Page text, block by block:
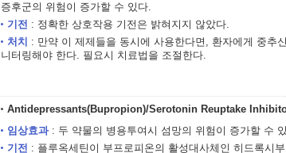
증후군의 위험이 증가할 수 있다.
기전 : 정확한 상호작용 기전은 밝혀지지 않았다.
처치 : 만약 이 제제들을 동시에 사용한다면, 환자에게 중추
니터링해야 한다. 필요시 치료법을 조절한다.
Antidepressants(Bupropion)/Serotonin Reuptake
임상효과: 두 약물의 병용투여시 섬망의 위험이 증가할 수
기전 : 플루옥세틴이 부프로피온의 활성대사체인 히드록시